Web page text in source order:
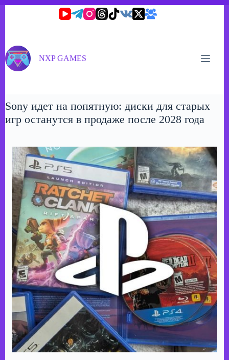
NXP GAMES
Sony идет на попятную: диски для старых
игр останутся в продаже после 2028 года